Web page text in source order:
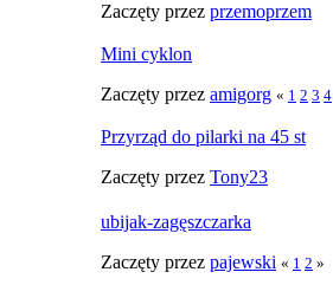
Zaczęty przez przemoprzem
Mini cyklon
Zaczęty przez amigorg « 1 2 3 4
Przyrząd do pilarki na 45 st
Zaczęty przez Tony23
ubijak-zagęszczarka
Zaczęty przez pajewski « 1 2 »